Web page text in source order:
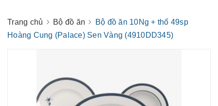
Trang chủ Bộ đồ ăn
Bộ đồ ăn 10Ng + thố 49sp
Hoàng Cung (Palace) Sen Vàng (4910DD345)